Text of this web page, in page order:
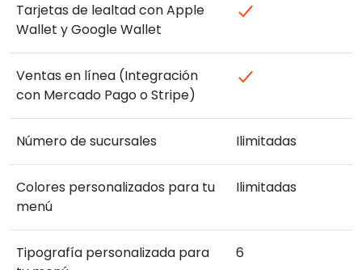
Tarjetas de lealtad con Apple
Wallet y Google Wallet
Ventas en línea (Integración
con Mercado Pago o Stripe)
Número de sucursales Ilimitadas
Colores personalizados para tu
menú
Ilimitadas
Tipografía personalizada para
6